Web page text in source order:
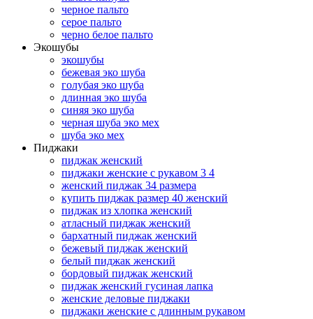
черное пальто
серое пальто
черно белое пальто
Экошубы
экошубы
бежевая эко шуба
голубая эко шуба
длинная эко шуба
синяя эко шуба
черная шуба эко мех
шуба эко мех
Пиджаки
пиджак женский
пиджаки женские с рукавом 3 4
женский пиджак 34 размера
купить пиджак размер 40 женский
пиджак из хлопка женский
атласный пиджак женский
бархатный пиджак женский
бежевый пиджак женский
белый пиджак женский
бордовый пиджак женский
пиджак женский гусиная лапка
женские деловые пиджаки
пиджаки женские с длинным рукавом